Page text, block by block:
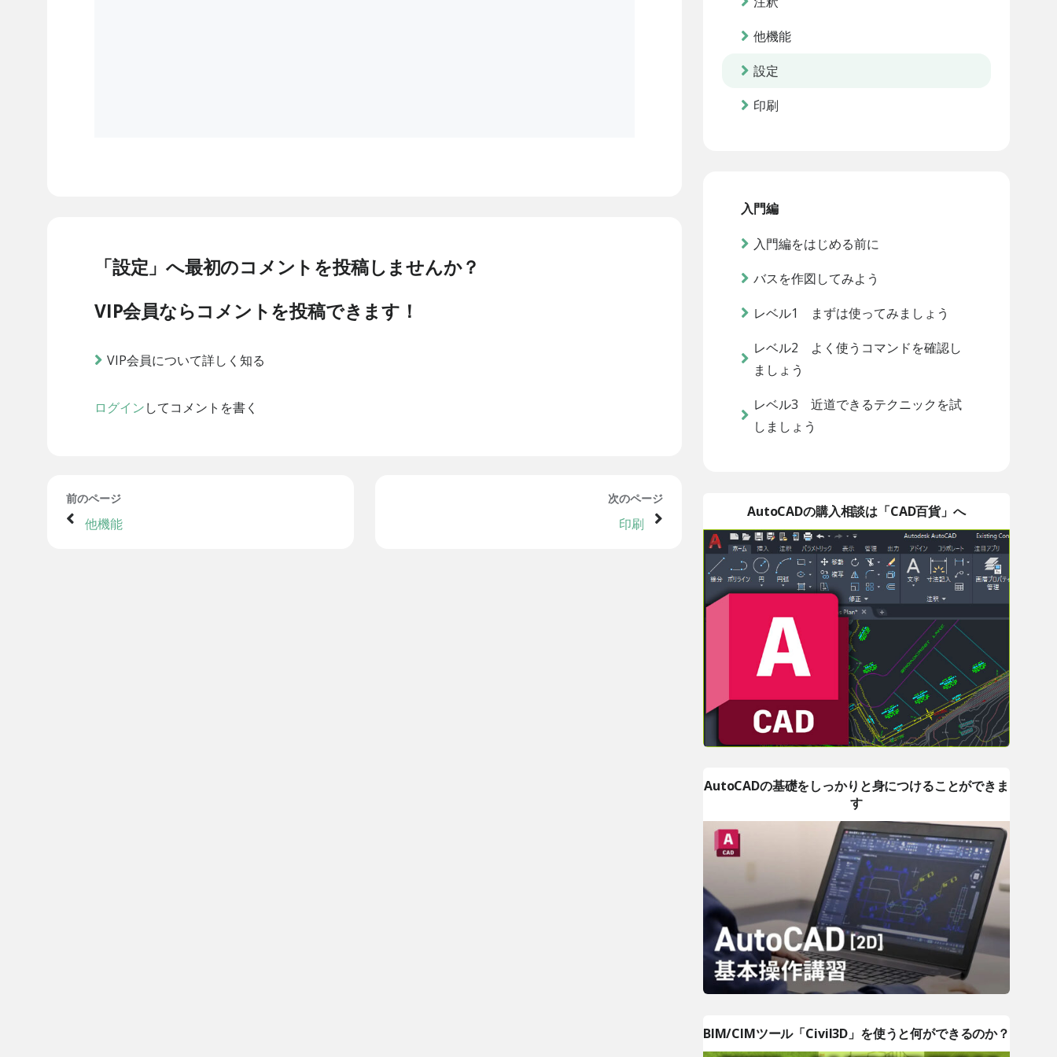
「設定」へ最初のコメントを投稿しませんか？
VIP会員ならコメントを投稿できます！
VIP会員について詳しく知る
ログインしてコメントを書く
前のページ
他機能
次のページ
印刷
他機能
設定
印刷
入門編
入門編をはじめる前に
バスを作図してみよう
レベル1 まずは使ってみましょう
レベル2 よく使うコマンドを確認し
ましょう
レベル3 近道できるテクニックを試
しましょう
AutoCADの購入相談は「CAD百貨」へ
AutoCADの基礎をしっかりと身につけることができま
す
BIM/CIMツール「Civil3D」を使うと何ができるのか？